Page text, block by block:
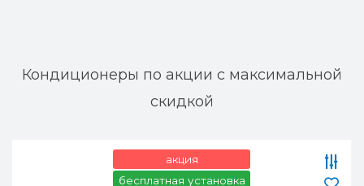
Кондиционеры по акции с максимальной
скидкой
акция
бесплатная установка